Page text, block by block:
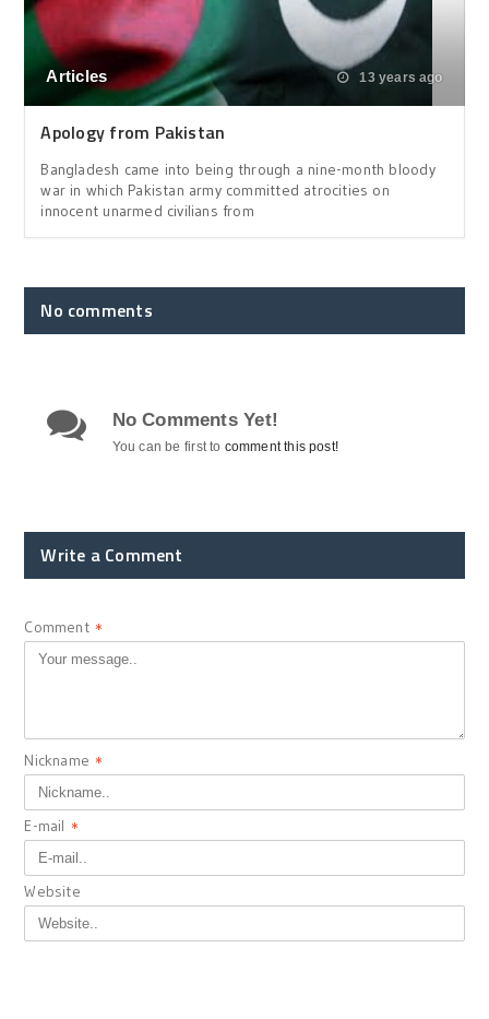
Articles 13 years ago
Apology from Pakistan
Bangladesh came into being through a nine-month bloody
war in which Pakistan army committed atrocities on
innocent unarmed civilians from
No comments
No Comments Yet!
You can be first to comment this post!
Write a Comment
Comment *
Nickname *
E-mail *
Website